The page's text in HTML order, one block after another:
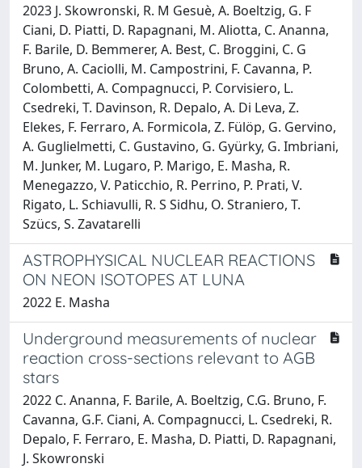
2023 J. Skowronski, R. M Gesuè, A. Boeltzig, G. F
Ciani, D. Piatti, D. Rapagnani, M. Aliotta, C. Ananna,
F. Barile, D. Bemmerer, A. Best, C. Broggini, C. G
Bruno, A. Caciolli, M. Campostrini, F. Cavanna, P.
Colombetti, A. Compagnucci, P. Corvisiero, L.
Csedreki, T. Davinson, R. Depalo, A. Di Leva, Z.
Elekes, F. Ferraro, A. Formicola, Z. Fülöp, G. Gervino,
A. Guglielmetti, C. Gustavino, G. Gyürky, G. Imbriani,
M. Junker, M. Lugaro, P. Marigo, E. Masha, R.
Menegazzo, V. Paticchio, R. Perrino, P. Prati, V.
Rigato, L. Schiavulli, R. S Sidhu, O. Straniero, T.
Szücs, S. Zavatarelli
ASTROPHYSICAL NUCLEAR REACTIONS
ON NEON ISOTOPES AT LUNA
2022 E. Masha
Underground measurements of nuclear
reaction cross-sections relevant to AGB
stars
2022 C. Ananna, F. Barile, A. Boeltzig, C.G. Bruno, F.
Cavanna, G.F. Ciani, A. Compagnucci, L. Csedreki, R.
Depalo, F. Ferraro, E. Masha, D. Piatti, D. Rapagnani,
J. Skowronski